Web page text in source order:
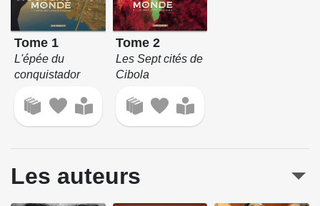
Tome 1
L'épée du
conquistador
Tome 2
Les Sept cités de
Cibola
Les auteurs